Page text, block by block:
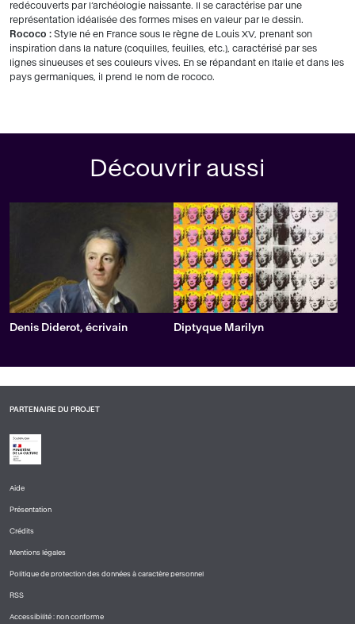
redécouverts par l’archéologie naissante. Il se caractérise par une
représentation idéalisée des formes mises en valeur par le dessin.
Rococo : Style né en France sous le règne de Louis XV, prenant son
inspiration dans la nature (coquilles, feuilles, etc.), caractérisé par ses
lignes sinueuses et ses couleurs vives. En se répandant en Italie et dans les
pays germaniques, il prend le nom de rococo.
Découvrir aussi
Denis Diderot, écrivain Diptyque Marilyn
PARTENAIRE DU PROJET
DE
PAGE
1
Aide
Présentation
Crédits
Mentions légales
Politique de protection des données à caractère personnel
RSS
Accessibilité : non conforme